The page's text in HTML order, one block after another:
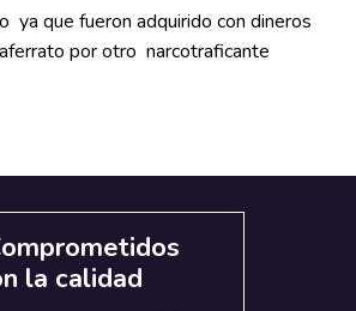
ya que fueron adquirido con dineros
por otro narcotraficante
la calidad